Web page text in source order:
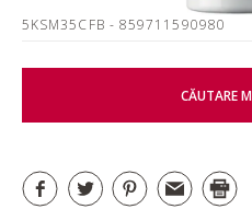
5KSM35CFB - 859711590980
CĂUTARE